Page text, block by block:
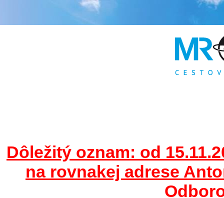
Dôležitý oznam: od
na rovnakej adrese